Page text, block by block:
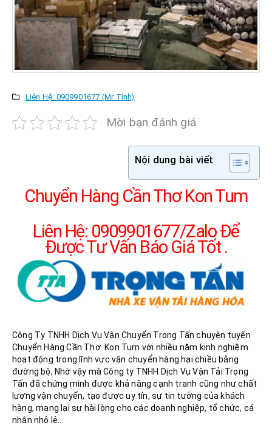
Liên Hệ: 0909901677 (Mr Tính)
Mời bạn đánh giá
Nội dung bài viết
Chuyển Hàng Cần Thơ Kon Tum
Liên Hệ: 0909901677/Zalo Để
Được Tư Vấn Báo Giá Tốt .
Công Ty TNHH Dịch Vụ Vận Chuyển Trọng Tấn chuyên tuyến
Chuyển Hàng Cần Thơ Kon Tum với nhiều năm kinh nghiệm
hoạt động trong lĩnh vực vận chuyển hàng hai chiều bằng
đường bộ, Nhờ vậy mà Công ty TNHH Dịch Vụ Vận Tải Trọng
Tấn đã chứng minh được khả năng cạnh tranh cũng như chất
lượng vận chuyển, tạo được uy tín, sự tin tưởng của khách
hàng, mang lại sự hài lòng cho các doanh nghiệp, tổ chức, cá
nhân nhỏ lẻ…